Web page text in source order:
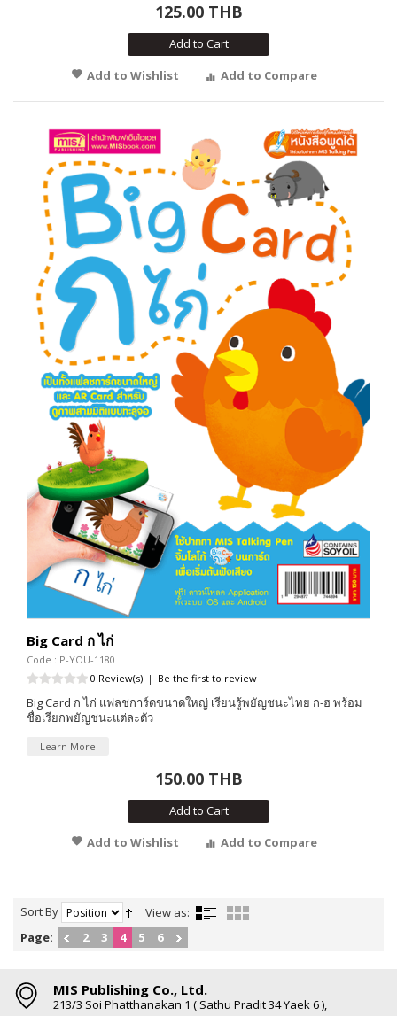
125.00 THB
Add to Cart
Add to Wishlist
Add to Compare
Big Card ก ไก่
Code : P-YOU-1180
0 Review(s) | Be the first to review
Big Card ก ไก่ แฟลชการ์ดขนาดใหญ่ เรียนรู้พยัญชนะไทย ก-ฮ พร้อม
ชื่อเรียกพยัญชนะแต่ละตัว
Learn More
150.00 THB
Add to Cart
Add to Wishlist
Add to Compare
Sort By
View as:
Page:
2 3 4 5 6
MIS Publishing Co., Ltd.
213/3 Soi Phatthanakan 1 ( Sathu Pradit 34 Yaek 6 ),